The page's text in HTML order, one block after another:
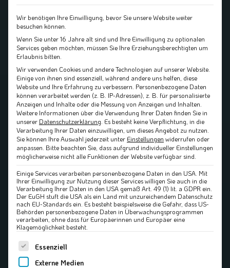
Wir benötigen Ihre Einwilligung, bevor Sie unsere Website weiter
besuchen können.
Wenn Sie unter 16 Jahre alt sind und Ihre Einwilligung zu optionalen
Services geben möchten, müssen Sie Ihre Erziehungsberechtigten um
Erlaubnis bitten.
Wir verwenden Cookies und andere Technologien auf unserer Website.
Einige von ihnen sind essenziell, während andere uns helfen, diese
Website und Ihre Erfahrung zu verbessern. Personenbezogene Daten
können verarbeitet werden (z. B. IP-Adressen), z. B. für personalisierte
Anzeigen und Inhalte oder die Messung von Anzeigen und Inhalten.
Weitere Informationen über die Verwendung Ihrer Daten finden Sie in
unserer Datenschutzerklärung. Es besteht keine Verpflichtung, in die
Verarbeitung Ihrer Daten einzuwilligen, um dieses Angebot zu nutzen.
Sie können Ihre Auswahl jederzeit unter Einstellungen widerrufen oder
anpassen. Bitte beachten Sie, dass aufgrund individueller Einstellungen
möglicherweise nicht alle Funktionen der Website verfügbar sind.
Einige Services verarbeiten personenbezogene Daten in den USA. Mit
Ihrer Einwilligung zur Nutzung dieser Services willigen Sie auch in die
Verarbeitung Ihrer Daten in den USA gemäß Art. 49 (1) lit. a GDPR ein.
Der EuGH stuft die USA als ein Land mit unzureichendem Datenschutz
nach EU-Standards ein. Es besteht beispielsweise die Gefahr, dass US-
Behörden personenbezogene Daten in Überwachungsprogrammen
verarbeiten, ohne dass für Europäerinnen und Europäer eine
Klagemöglichkeit besteht.
Es folgt eine Liste der Service-Gruppen, für die eine
Essenziell
Externe Medien